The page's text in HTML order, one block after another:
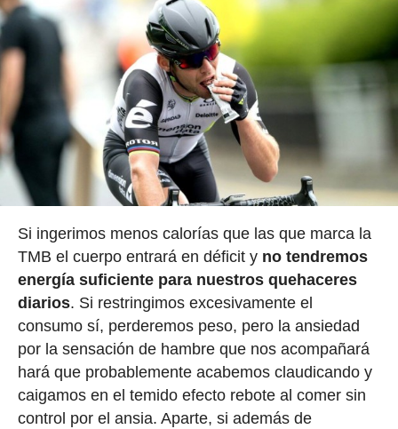
Si ingerimos menos calorías que las que marca la
TMB el cuerpo entrará en déficit y no tendremos
energía suficiente para nuestros quehaceres
diarios. Si restringimos excesivamente el
consumo sí, perderemos peso, pero la ansiedad
por la sensación de hambre que nos acompañará
hará que probablemente acabemos claudicando y
caigamos en el temido efecto rebote al comer sin
control por el ansia. Aparte, si además de